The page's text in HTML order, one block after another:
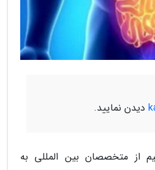
دیدن نمایید.
از متخصصان بین المللی به